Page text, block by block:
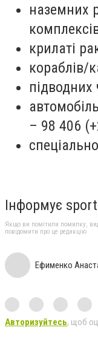
наземних
крилаті
кораблів/
– 98 406
Інформує
Якщо ви помітили помилку,
повідомити про це редакцію
Ефименко
Авторизуйтесь, щоб